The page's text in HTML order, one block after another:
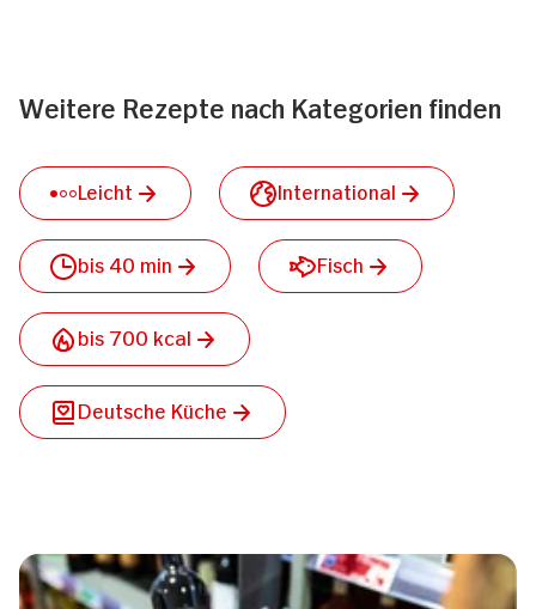
Weitere Rezepte nach Kategorien finden
Leicht International
bis 40 min Fisch
bis 700 kcal
Deutsche Küche